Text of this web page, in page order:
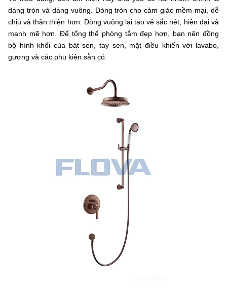
dáng tròn và dáng vuông. Dòng tròn cho cảm giác mềm mại, dễ
chịu và thân thiện hơn. Dòng vuông lại tạo vẻ sắc nét, hiện đại và
mạnh mẽ hơn. Để tổng thể phòng tắm đẹp hơn, bạn nên đồng
bộ hình khối của bát sen, tay sen, mặt điều khiển với lavabo,
gương và các phụ kiện sẵn có.